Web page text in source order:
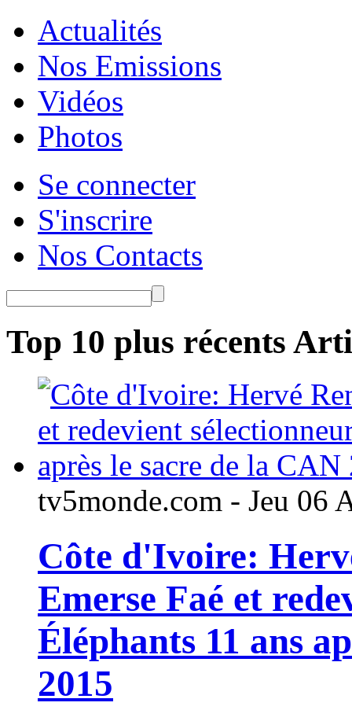
Actualités
Nos Emissions
Vidéos
Photos
Se connecter
S'inscrire
Nos Contacts
Top 10 plus récents
tv5monde.com - Jeu 06
Côte d'Ivoire:
Emerse Faé et
Éléphants 11 ans
2015